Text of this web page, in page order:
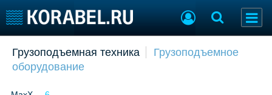
Судостроение
Грузоподъемная техника
Грузоподъемное
оборудование